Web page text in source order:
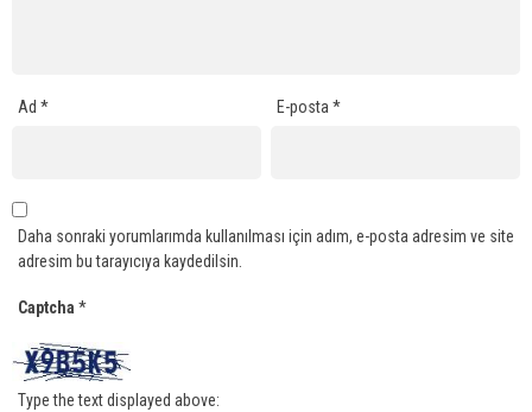
Ad * E-posta*
Daha sonraki yorumlarımda kullanılması için adım, e-posta adresim ve site
adresim bu tarayıcıya kaydedilsin.
Captcha *
Type the text displayed above: